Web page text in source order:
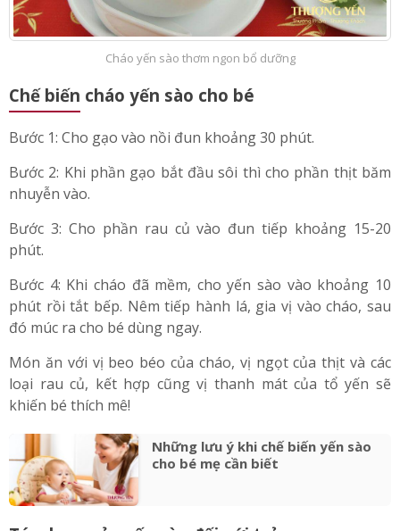
Cháo yến sào thơm ngon bổ dưỡng
Chế biến cháo yến sào cho bé
Bước 1: Cho gạo vào nồi đun khoảng 30 phút.
Bước 2: Khi phần gạo bắt đầu sôi thì cho phần thịt băm
nhuyễn vào.
Bước 3: Cho phần rau củ vào đun tiếp khoảng 15-20
phút.
Bước 4: Khi cháo đã mềm, cho yến sào vào khoảng 10
phút rồi tắt bếp. Nêm tiếp hành lá, gia vị vào cháo, sau
đó múc ra cho bé dùng ngay.
Món ăn với vị beo béo của cháo, vị ngọt của thịt và các
loại rau củ, kết hợp cũng vị thanh mát của tổ yến sẽ
khiến bé thích mê!